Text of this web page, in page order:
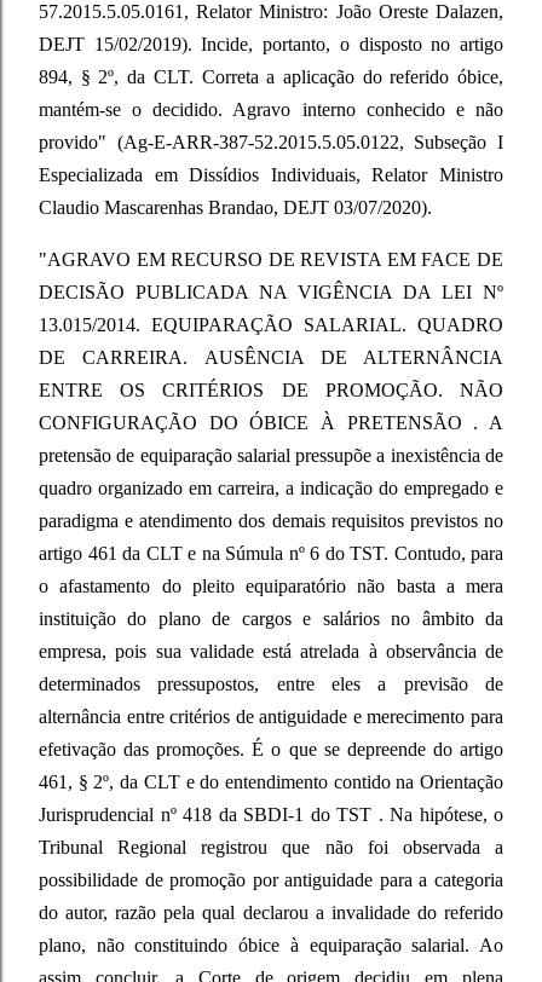
57.2015.5.05.0161, Relator Ministro: João Oreste Dalazen,
DEJT 15/02/2019). Incide, portanto, o disposto no artigo
894, § 2º, da CLT. Correta a aplicação do referido óbice,
mantém-se o decidido. Agravo interno conhecido e não
provido" (Ag-E-ARR-387-52.2015.5.05.0122, Subseção I
Especializada em Dissídios Individuais, Relator Ministro
Claudio Mascarenhas Brandao, DEJT 03/07/2020).
"AGRAVO EM RECURSO DE REVISTA EM FACE DE
DECISÃO PUBLICADA NA VIGÊNCIA DA LEI Nº
13.015/2014. EQUIPARAÇÃO SALARIAL. QUADRO
DE CARREIRA. AUSÊNCIA DE ALTERNÂNCIA
ENTRE OS CRITÉRIOS DE PROMOÇÃO. NÃO
CONFIGURAÇÃO DO ÓBICE À PRETENSÃO . A
pretensão de equiparação salarial pressupõe a inexistência de
quadro organizado em carreira, a indicação do empregado e
paradigma e atendimento dos demais requisitos previstos no
artigo 461 da CLT e na Súmula nº 6 do TST. Contudo, para
o afastamento do pleito equiparatório não basta a mera
instituição do plano de cargos e salários no âmbito da
empresa, pois sua validade está atrelada à observância de
determinados pressupostos, entre eles a previsão de
alternância entre critérios de antiguidade e merecimento para
efetivação das promoções. É o que se depreende do artigo
461, § 2º, da CLT e do entendimento contido na Orientação
Jurisprudencial nº 418 da SBDI-1 do TST . Na hipótese, o
Tribunal Regional registrou que não foi observada a
possibilidade de promoção por antiguidade para a categoria
do autor, razão pela qual declarou a invalidade do referido
plano, não constituindo óbice à equiparação salarial. Ao
assim concluir, a Corte de origem decidiu em plena